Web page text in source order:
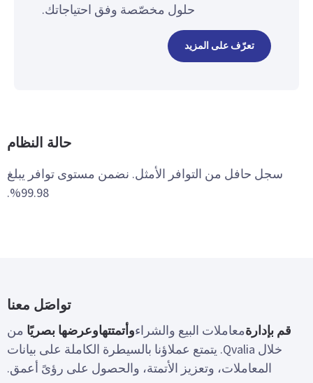
حلول مخصّصة وفق احتياجاتك.
تعرّف على المزيد
حالة النظام
سجل حافل من التوافر الأمثل. نضمن مستوى توافر يبلغ
99.98%.
تواصَل معنا
قم بإدارة معاملات البيع والشراءوأتمتتهاوعرضها بصريًامن
خلال Qvalia. يتمتع عملاؤنا بالسيطرة الكاملة على بيانات
المعاملات، وتعزيز الأتمتة، والحصول على رؤىً أعمق.